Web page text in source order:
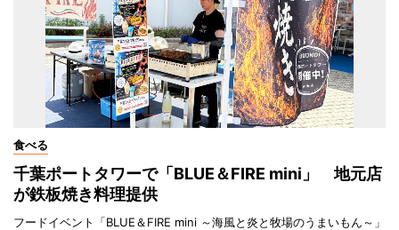
食べる
千葉ポートタワーで「BLUE＆FIRE mini」 地元店
が鉄板焼き料理提供
フードイベント「BLUE＆FIRE mini ～海風と炎と牧場のうまいもん～」